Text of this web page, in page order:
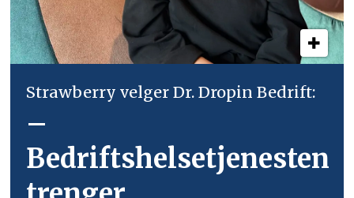
Strawberry velger Dr. Dropin Bedrift:
–
Bedriftshelsetjenesten